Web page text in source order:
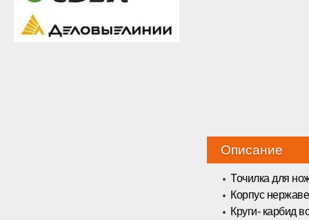
Описание
Точилка для
Корпус
Круги- карбид